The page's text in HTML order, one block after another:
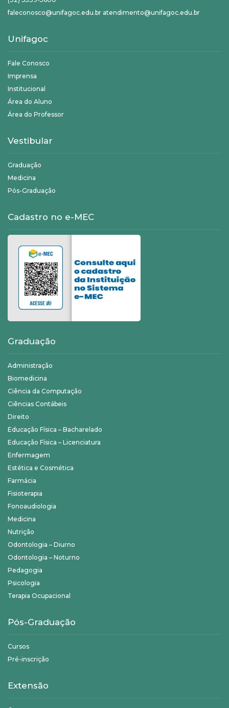
faleconosco@unifagoc.edu.br atendimento@unifagoc.edu.br
Unifagoc
Fale Conosco
Imprensa
Institucional
Área do Aluno
Área do Professor
Vestibular
Graduação
Medicina
Pós-Graduação
Cadastro no e-MEC
Graduação
Administração
Biomedicina
Ciência da Computação
Ciências Contábeis
Direito
Educação Física – Bacharelado
Educação Física – Licenciatura
Enfermagem
Estética e Cosmética
Farmácia
Fisioterapia
Fonoaudiologia
Medicina
Nutrição
Odontologia – Diurno
Odontologia – Noturno
Pedagogia
Psicologia
Terapia Ocupacional
Pós-Graduação
Cursos
Pré-inscrição
Extensão